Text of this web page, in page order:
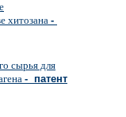
хитозана-
сырья для
- патент